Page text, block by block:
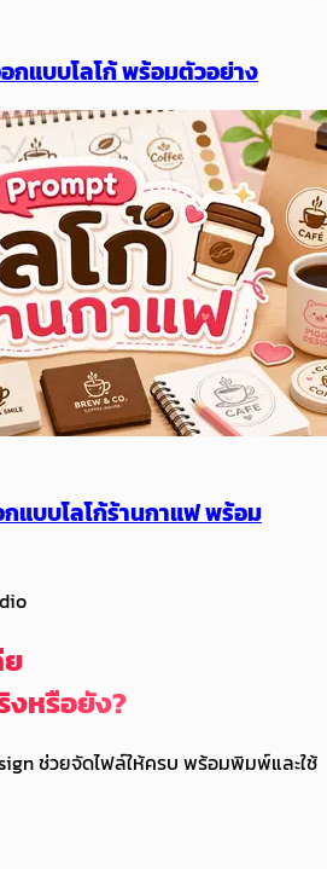
กแบบโลโก้ พร้อมตัวอย่าง
แบบโลโก้ร้านกาแฟ พร้อม
งหรือยัง?
ช่วยจัดไฟล์ให้ครบ พร้อมพิมพ์และใช้